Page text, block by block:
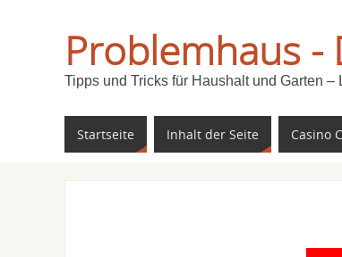
Problemhaus -
Tipps und Tricks für Haushalt und Garten
Startseite Inhalt der Seite Casino